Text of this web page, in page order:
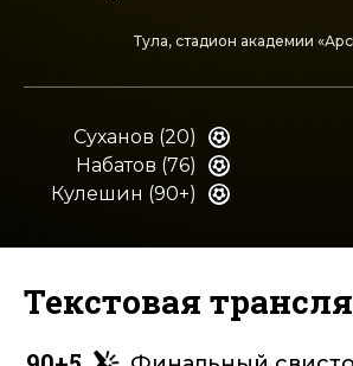
Тула, стадион академии
Суханов (20)
Набатов (76)
Кулешин (90+)
Текстовая